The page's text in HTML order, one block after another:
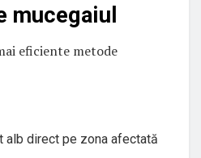
mucegaiul
eficiente metode
alb direct pe zona afectată